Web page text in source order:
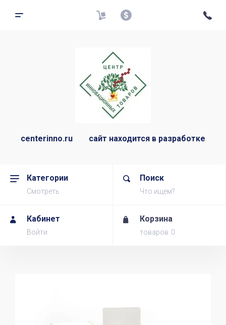
centerinno.ru сайт находится в разработке
Категории
Смотреть
Поиск
Что ищем?
Кабинет
Войти
Корзина
товаров